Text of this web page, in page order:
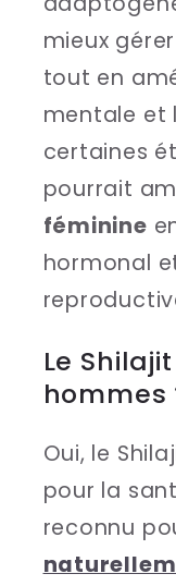
mieux gérer
tout en
mentale et
certaines
pourrait
féminine
hormonal
Le
hommes
Oui, le
pour la
reconnu